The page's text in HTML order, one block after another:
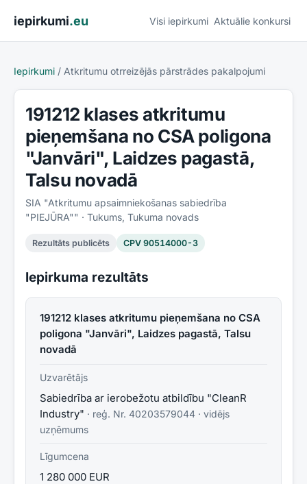
iepirkumi.eu Visi iepirkumi Aktuālie konkursi
Iepirkumi / Atkritumu otrreizējās pārstrādes pakalpojumi
191212 klases atkritumu
pieņemšana no CSA poligona
"Janvāri", Laidzes pagastā,
Talsu novadā
SIA "Atkritumu apsaimniekošanas sabiedrība
"PIEJŪRA"" · Tukums, Tukuma novads
Rezultāts publicēts CPV 90514000-3
Iepirkuma rezultāts
191212 klases atkritumu pieņemšana no CSA
poligona "Janvāri", Laidzes pagastā, Talsu
novadā
Uzvarētājs
Sabiedrība ar ierobežotu atbildību "CleanR
Industry" · reģ. Nr. 40203579044 · vidējs
uzņēmums
Līgumcena
1 280 000 EUR